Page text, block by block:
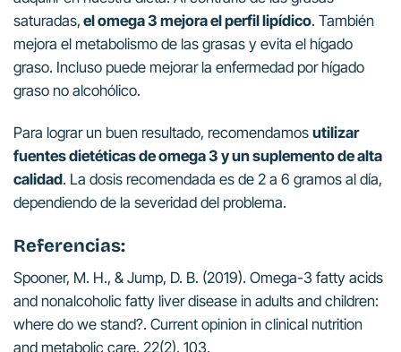
saturadas, el omega 3 mejora el perfil lipídico. También
mejora el metabolismo de las grasas y evita el hígado
graso. Incluso puede mejorar la enfermedad por hígado
graso no alcohólico.
Para lograr un buen resultado, recomendamos utilizar
fuentes dietéticas de omega 3 y un suplemento de alta
calidad. La dosis recomendada es de 2 a 6 gramos al día,
dependiendo de la severidad del problema.
Referencias:
Spooner, M. H., & Jump, D. B. (2019). Omega-3 fatty acids
and nonalcoholic fatty liver disease in adults and children:
where do we stand?. Current opinion in clinical nutrition
and metabolic care, 22(2), 103.